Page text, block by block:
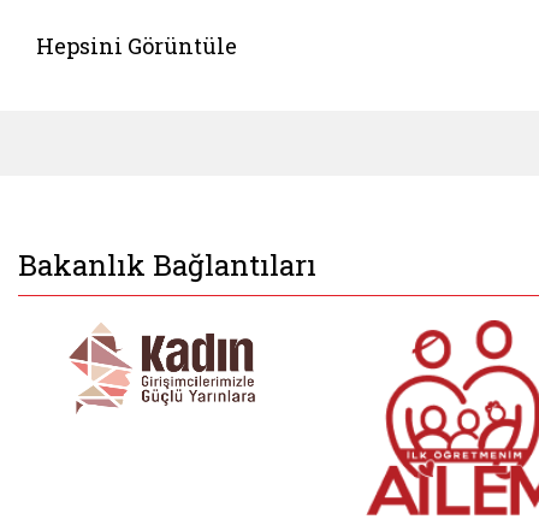
Hepsini Görüntüle
Bakanlık Bağlantıları